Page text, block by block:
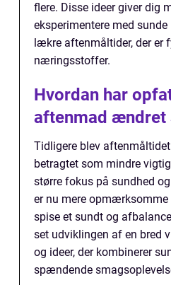
flere. Disse ideer giver dig
eksperimentere med
lækre aftenmåltider, der er
næringsstoffer.
Hvordan har
aftenmad ændret
Tidligere blev
betragtet som mindre
større fokus på sundhed
er nu mere
spise et sundt og
set udviklingen af en bred
og ideer, der kombinerer
spændende